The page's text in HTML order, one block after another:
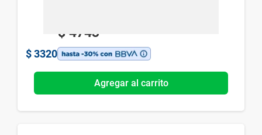
$ 4743
$ 3320
Agregar al carrito